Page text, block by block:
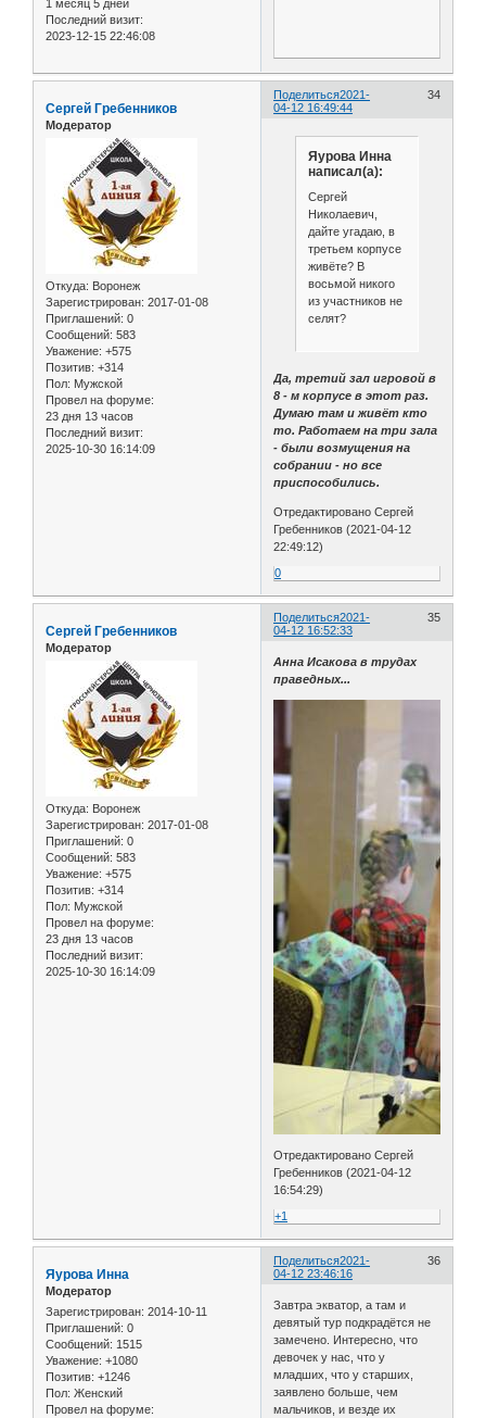
1 месяц 5 дней
Последний визит:
2023-12-15 22:46:08
Поделиться 34
2021-
04-12 16:49:44
Сергей Гребенников
Модератор
Откуда: Воронеж
Зарегистрирован: 2017-01-08
Приглашений: 0
Сообщений: 583
Уважение: +575
Позитив: +314
Пол: Мужской
Провел на форуме:
23 дня 13 часов
Последний визит:
2025-10-30 16:14:09
Яурова Инна
написал(а):
Сергей
Николаевич,
дайте угадаю, в
третьем корпусе
живёте? В
восьмой никого
из участников не
селят?
Да, третий зал игровой в
8 - м корпусе в этот раз.
Думаю там и живёт кто
то. Работаем на три зала
- были возмущения на
собрании - но все
приспособились.
Отредактировано Сергей
Гребенников (2021-04-12
22:49:12)
0
Поделиться 35
2021-
04-12 16:52:33
Сергей Гребенников
Модератор
Откуда: Воронеж
Зарегистрирован: 2017-01-08
Приглашений: 0
Сообщений: 583
Уважение: +575
Позитив: +314
Пол: Мужской
Провел на форуме:
23 дня 13 часов
Последний визит:
2025-10-30 16:14:09
Анна Исакова в трудах
праведных...
Отредактировано Сергей
Гребенников (2021-04-12
16:54:29)
+1
Поделиться 36
2021-
04-12 23:46:16
Яурова Инна
Модератор
Зарегистрирован: 2014-10-11
Приглашений: 0
Сообщений: 1515
Уважение: +1080
Позитив: +1246
Пол: Женский
Провел на форуме:
Завтра экватор, а там и
девятый тур подкрадётся не
замечено. Интересно, что
девочек у нас, что у
младших, что у старших,
заявлено больше, чем
мальчиков, и везде их